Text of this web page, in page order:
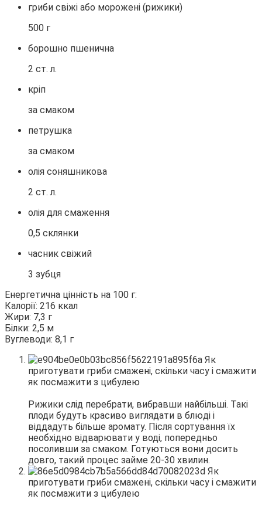
гриби свіжі або морожені (рижики)
500 г
борошно пшенична
2 ст. л.
кріп
за смаком
петрушка
за смаком
олія соняшникова
2 ст. л.
олія для смаження
0,5 склянки
часник свіжий
3 зубця
Енергетична цінність на 100 г:
Калорії: 216 ккал
Жири: 7,3 г
Білки: 2,5 м
Вуглеводи: 8,1 г
Рижики слід перебрати, вибравши найбільші. Такі
плоди будуть красиво виглядати в блюді і
віддадуть більше аромату. Після сортування їх
необхідно відварювати у воді, попередньо
посоливши за смаком. Готуються вони досить
довго, такий процес займе 20-30 хвилин.